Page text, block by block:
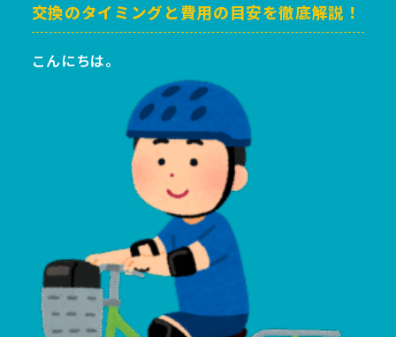
交換のタイミングと費用の目安を徹底解説！
こんにちは。